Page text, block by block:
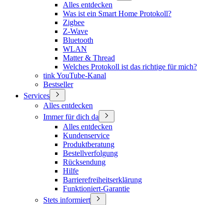
Alles entdecken
Was ist ein Smart Home Protokoll?
Zigbee
Z-Wave
Bluetooth
WLAN
Matter & Thread
Welches Protokoll ist das richtige für mich?
tink YouTube-Kanal
Bestseller
Services
Alles entdecken
Immer für dich da
Alles entdecken
Kundenservice
Produktberatung
Bestellverfolgung
Rücksendung
Hilfe
Barrierefreiheitserklärung
Funktioniert-Garantie
Stets informiert